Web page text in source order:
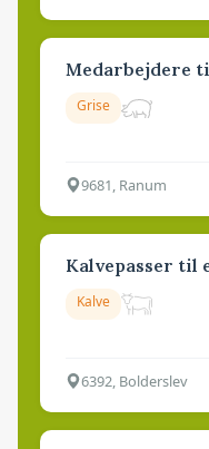
Medarbejdere
Grise
9681, Ranum
Kalvepasser til
Kalve
6392, Bolderslev